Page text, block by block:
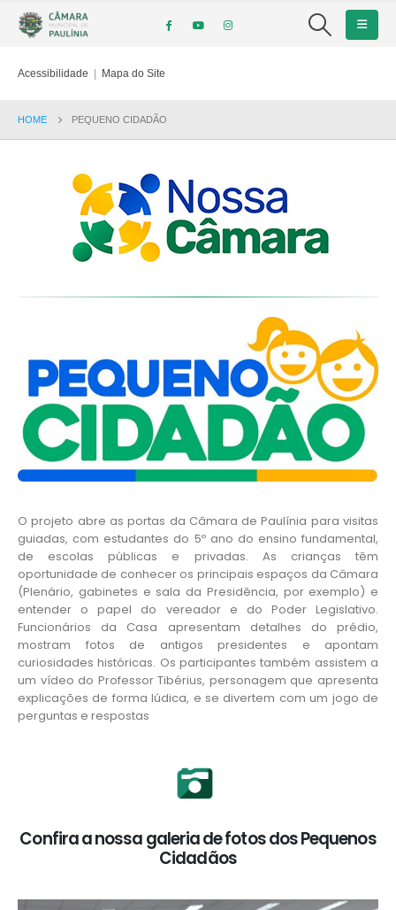
Acessibilidade | Mapa do Site
HOME PEQUENO CIDADÃO
O projeto abre as portas da Câmara de Paulínia para visitas
guiadas, com estudantes do 5º ano do ensino fundamental,
de escolas públicas e privadas. As crianças têm
oportunidade de conhecer os principais espaços da Câmara
(Plenário, gabinetes e sala da Presidência, por exemplo) e
entender o papel do vereador e do Poder Legislativo.
Funcionários da Casa apresentam detalhes do prédio,
mostram fotos de antigos presidentes e apontam
curiosidades históricas. Os participantes também assistem a
um vídeo do Professor Tibérius, personagem que apresenta
explicações de forma lúdica, e se divertem com um jogo de
perguntas e respostas
Confira a nossa galeria de fotos dos Pequenos
Cidadãos